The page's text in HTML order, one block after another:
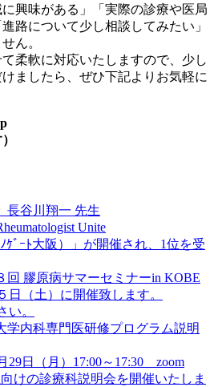
に興味がある」「実際の診療や医局
路について少し相談してみたい」
ん。
柔軟に対応いたしますので、少し
ましたら、ぜひ下記よりお気軽に
長谷川翔一 先生
Unite
ｹﾞｰﾄ大阪）」が開催され、1位を受
回 膠原病サマーセミナーin KOBE
日（土）に開催致します。
い。
学内科専門医研修プログラム説明
29日（月）17:00～17:30 zoom
けの診療科説明会を開催いたしま